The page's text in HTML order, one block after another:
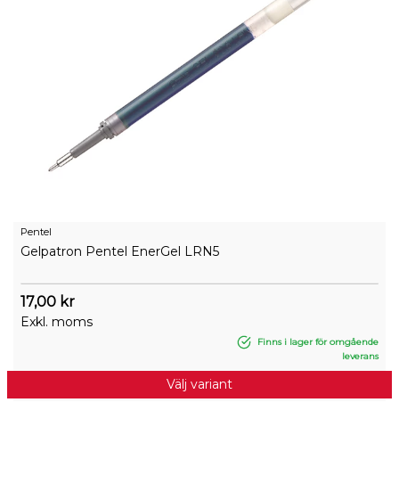
Pentel
Gelpatron Pentel EnerGel LRN5
17,00 kr
Exkl. moms
Finns i lager för omgående
leverans
Välj variant